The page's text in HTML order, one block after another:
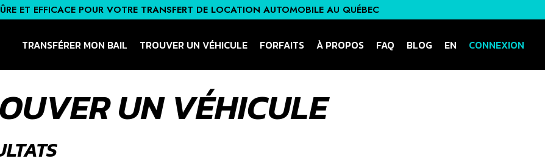
ET EFFICACE POUR VOTRE TRANSFERT DE LOCATION AUTOMOBILE AU QUÉBEC
TRANSFÉRER MON BAIL TROUVER UN VÉHICULE FORFAITS À PROPOS FAQ BLOG EN CONNEXION
UN VÉHICULE